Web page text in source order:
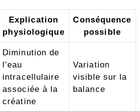
Explication
physiologique
Conséquence
possible
Diminution de
l’eau
intracellulaire
associée à la
créatine
Variation
visible sur la
balance